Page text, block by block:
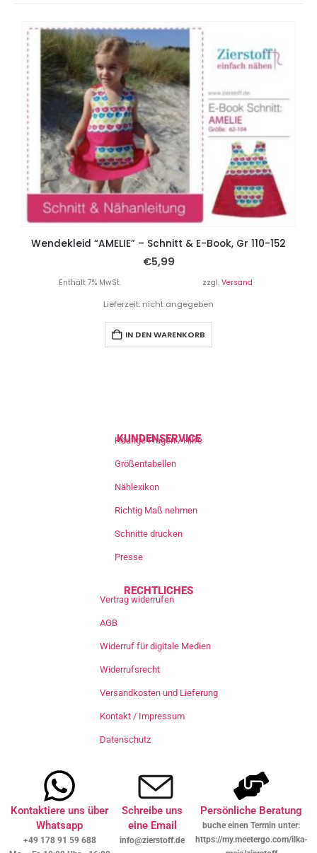
Wendekleid “AMELIE” – Schnitt & E-Book, Gr 110-152
€5,99
Enthält 7% MwSt. zzgl. Versand
Lieferzeit: nicht angegeben
IN DEN WARENKORB
KUNDENSERVICE
Häufige Fragen / Hilfe
Größentabellen
Nählexikon
Richtig Maß nehmen
Schnitte drucken
Presse
RECHTLICHES
Vertrag widerrufen
AGB
Widerruf für digitale Medien
Widerrufsrecht
Versandkosten und Lieferung
Kontakt / Impressum
Datenschutz
Kontaktiere uns über
Whatsapp
+49 178 91 59 688
Schreibe uns
eine Email
info@zierstoff.de
Persönliche Beratung
buche einen Termin unter:
https://my.meetergo.com/ilka-